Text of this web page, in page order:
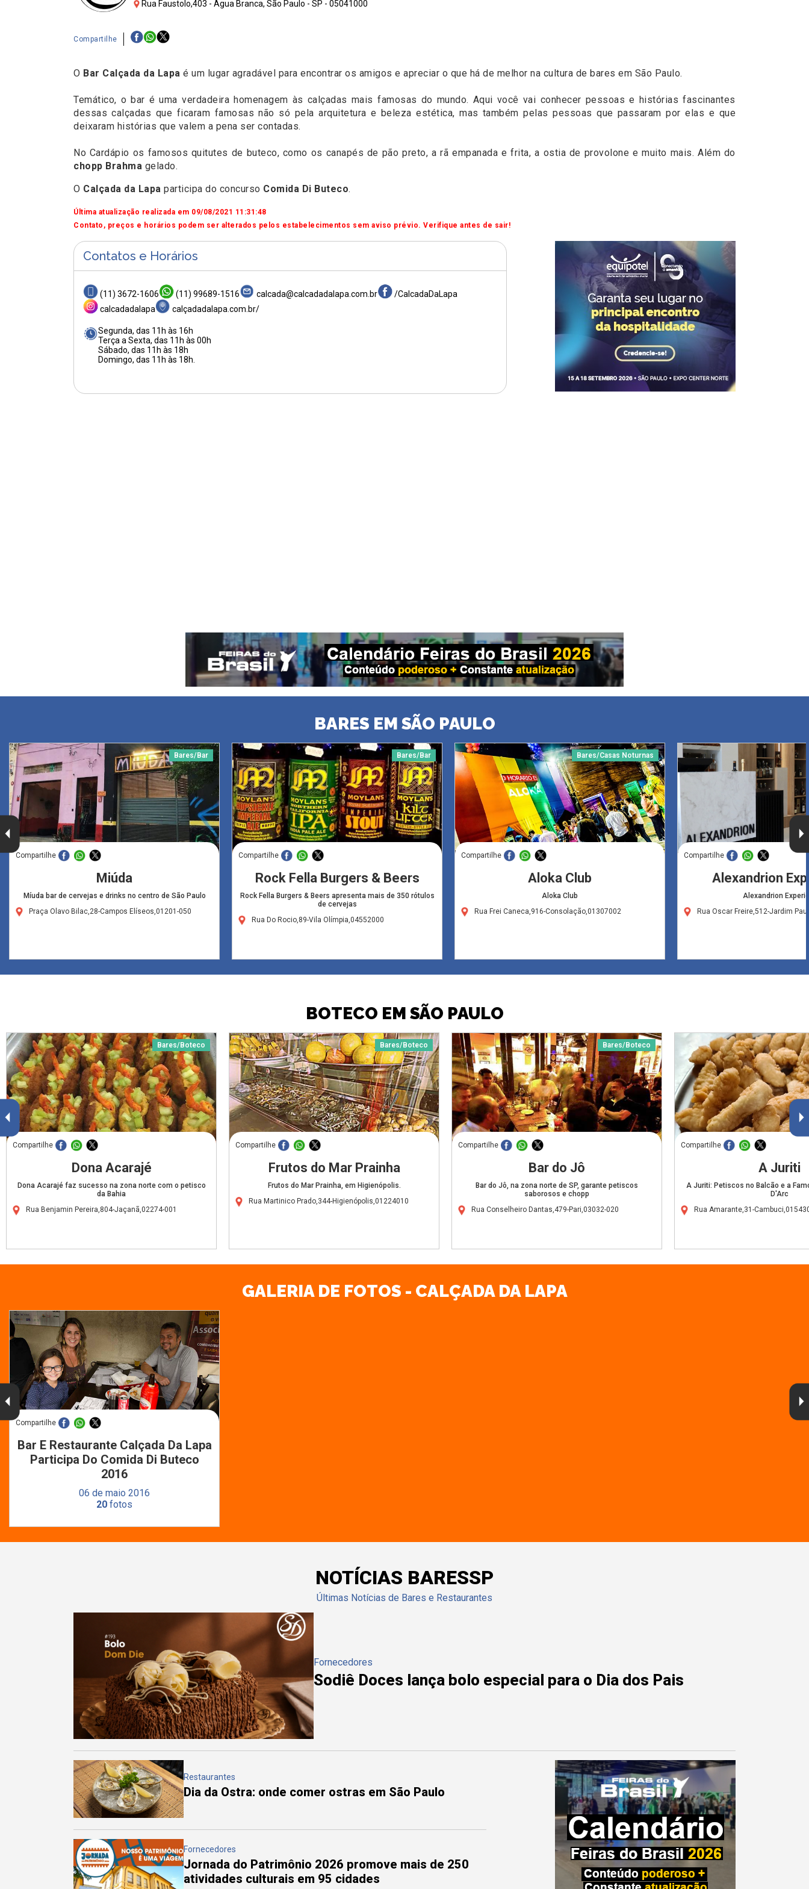
Rua Faustolo,403 - Água Branca, São Paulo - SP - 05041000
Compartilhe
O Bar Calçada da Lapa é um lugar agradável para encontrar os amigos e apreciar o que há de melhor na cultura de bares em São Paulo.
Temático, o bar é uma verdadeira homenagem às calçadas mais famosas do mundo. Aqui você vai conhecer pessoas e histórias fascinantes
dessas calçadas que ficaram famosas não só pela arquitetura e beleza estética, mas também pelas pessoas que passaram por elas e que
deixaram histórias que valem a pena ser contadas.
No Cardápio os famosos quitutes de buteco, como os canapés de pão preto, a rã empanada e frita, a ostia de provolone e muito mais. Além do
chopp Brahma gelado.
O Calçada da Lapa participa do concurso Comida Di Buteco.
Última atualização realizada em 09/08/2021 11:31:48
Contato, preços e horários podem ser alterados pelos estabelecimentos sem aviso prévio. Verifique antes de sair!
Contatos e Horários
(11) 3672-1606 (11) 99689-1516 calcada@calcadadalapa.com.br
/CalcadaDaLapa
calcadadalapa
calçadadalapa.com.br/
Segunda, das 11h às 16h
Terça a Sexta, das 11h às 00h
Sábado, das 11h às 18h
Domingo, das 11h às 18h.
BARES EM SÃO PAULO
Bares/Bar
Compartilhe
Miúda
Míuda bar de cervejas e drinks no centro de São Paulo
Praça Olavo Bilac,28-Campos Elíseos,01201-050
Bares/Bar
Compartilhe
Rock Fella Burgers & Beers
Rock Fella Burgers & Beers apresenta mais de 350 rótulos
de cervejas
Rua Do Rocio,89-Vila Olímpia,04552000
Bares/Casas Noturnas
Compartilhe
Aloka Club
Aloka Club
Rua Frei Caneca,916-Consolação,01307002
Compartilhe
Alexandrion
Alexandrion
Rua Oscar Freire,512-Jardim
BOTECO EM SÃO PAULO
Bares/Boteco
Compartilhe
Dona Acarajé
Dona Acarajé faz sucesso na zona norte com o petisco
da Bahia
Rua Benjamin Pereira,804-Jaçanã,02274-001
Bares/Boteco
Compartilhe
Frutos do Mar Prainha
Frutos do Mar Prainha, em Higienópolis.
Rua Martinico Prado,344-Higienópolis,01224010
Bares/Boteco
Compartilhe
Bar do Jô
Bar do Jô, na zona norte de SP, garante petiscos
saborosos e chopp
Rua Conselheiro Dantas,479-Pari,03032-020
Compartilhe
A Juriti
A Juriti: Petiscos no Balcão e a
D'Arc
Rua Amarante,31-
GALERIA DE FOTOS - CALÇADA DA LAPA
Compartilhe
Bar E Restaurante Calçada Da Lapa
Participa Do Comida Di Buteco
2016
06 de maio 2016
20 fotos
NOTÍCIAS BARESSP
Últimas Notícias de Bares e Restaurantes
Fornecedores
Sodiê Doces lança bolo especial para o Dia dos Pais
Restaurantes
Dia da Ostra: onde comer ostras em São Paulo
Fornecedores
Jornada do Patrimônio 2026 promove mais de 250
atividades culturais em 95 cidades